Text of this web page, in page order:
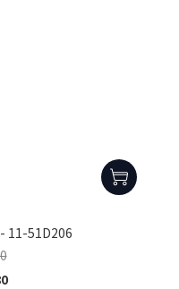
11-51D206